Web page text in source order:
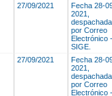
27/09/2021
Fecha 28-
2021,
despachada
por Correo
Electrónico -
SIGE.
27/09/2021
Fecha 28-
2021,
despachada
por Correo
Electrónico -